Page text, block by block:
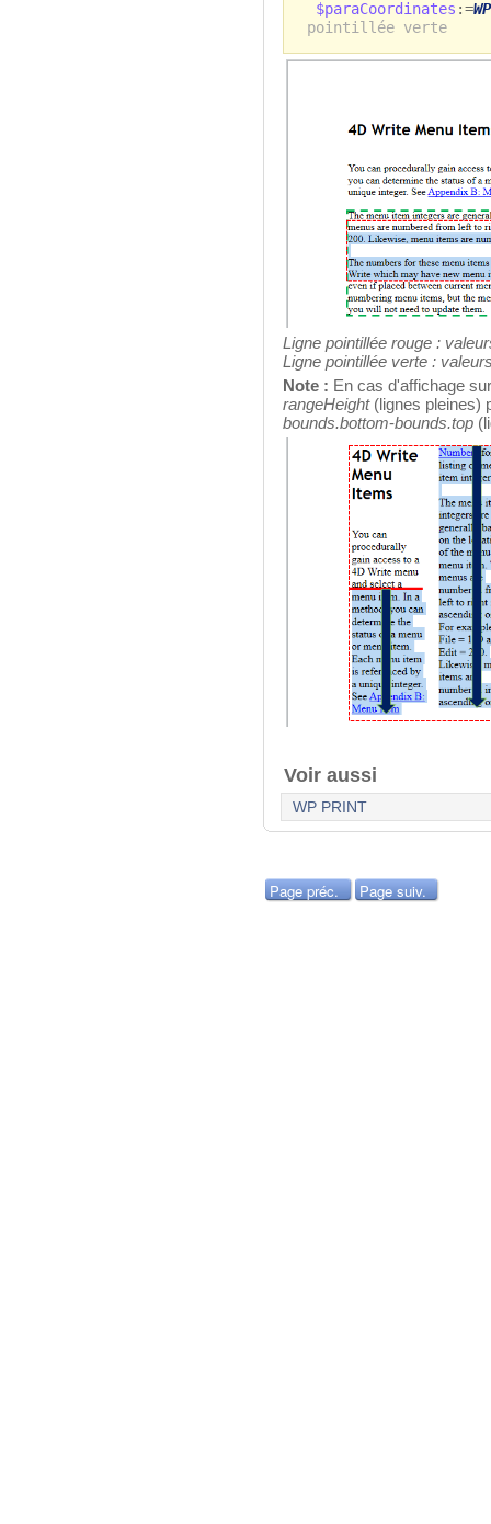
$paraCoordinates :=
pointillée verte
Ligne pointillée rouge :
Ligne pointillée verte :
Note : En cas d'affichage
rangeHeight(lignes pleines)
bounds.bottom-bounds.top
Voir aussi
WP PRINT
Page préc. Page suiv.